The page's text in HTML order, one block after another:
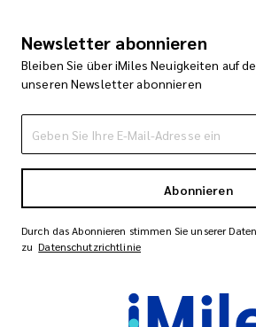
Newsletter abonnieren
Bleiben Sie über iMiles Neuigkeiten auf
unseren Newsletter abonnieren
Abonnieren
Durch das Abonnieren stimmen Sie unserer
zu Datenschutzrichtlinie